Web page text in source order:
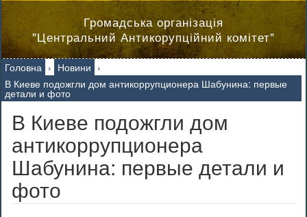
Громадська організація
"Центральний Антикорупційний комітет"
Головна › Новини ›
В Киеве подожгли дом антикоррупционера Шабунина: первые
детали и фото
В Киеве подожгли дом
антикоррупционера
Шабунина: первые детали и
фото